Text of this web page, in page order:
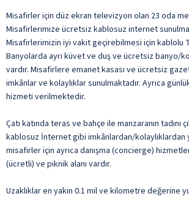
Misafirler için düz ekran televizyon olan 23 oda
Misafirlerimize ücretsiz kablosuz internet
Misafirlerimizin iyi vakit geçirebilmesi için kablolu
Banyolarda ayrı küvet ve duş ve ücretsiz banyo/
vardır. Misafirlere emanet kasası ve ücretsiz
imkânlar ve kolaylıklar sunulmaktadır. Ayrıca
hizmeti verilmektedir.
Çatı katında teras ve bahçe ile manzaranın tadını
kablosuz İnternet gibi imkânlardan/kolaylıklardan
misafirler için ayrıca danışma (concierge)
(ücretli) ve piknik alanı vardır.
Uzaklıklar en yakın 0.1 mil ve kilometre değerine